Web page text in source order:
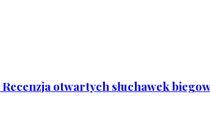
otwartych słuchawek